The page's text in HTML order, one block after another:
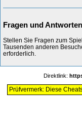
Fragen und
Stellen Sie Fragen zum
Tausenden anderen
erforderlich.
Direktlink:
Prüfvermerk: Diese